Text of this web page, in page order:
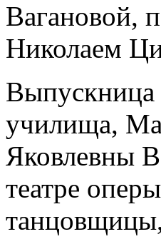
Вагановой,
Николаем
Выпускница
училища,
Яковлевны
театре